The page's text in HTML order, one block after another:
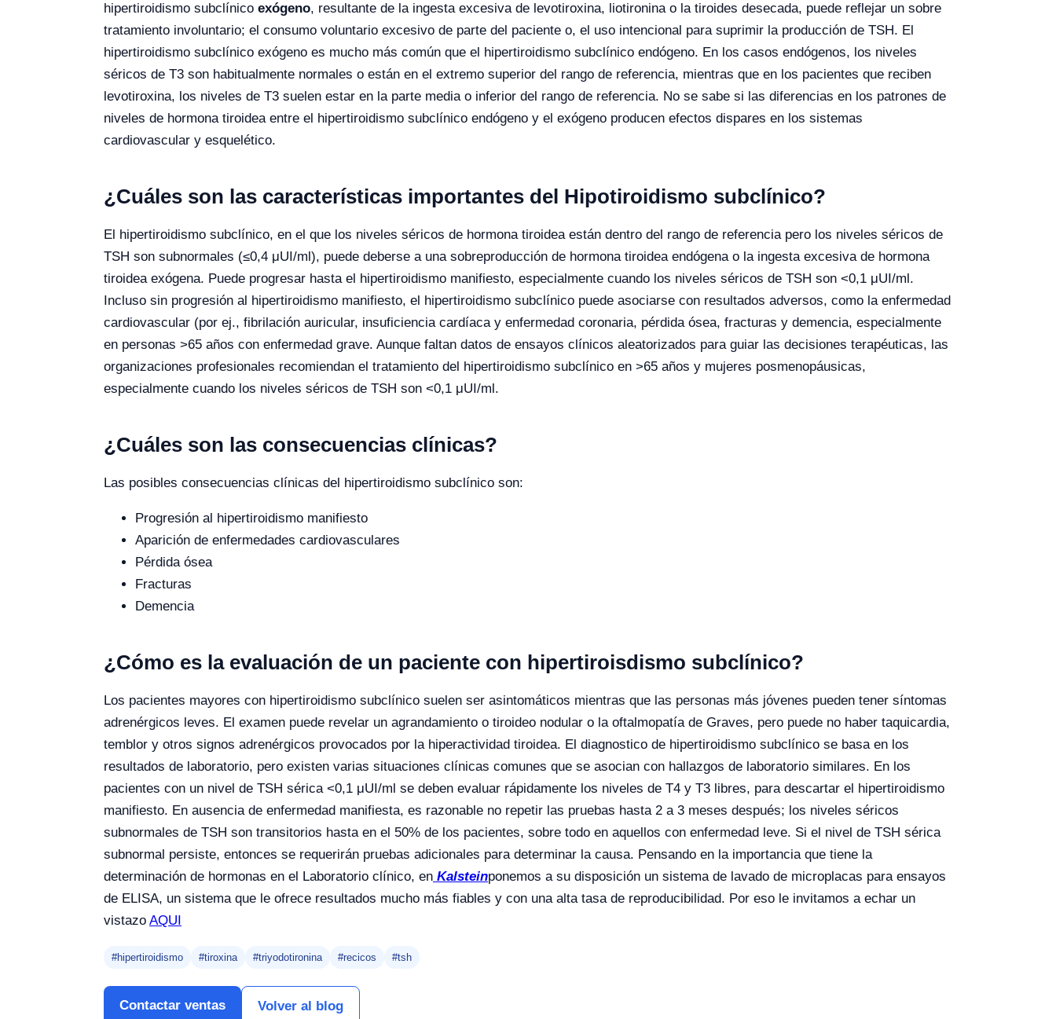
hipertiroidismo subclínico exógeno, resultante de la ingesta excesiva de levotiroxina, liotironina o la tiroides desecada, puede reflejar un sobre
tratamiento involuntario; el consumo voluntario excesivo de parte del paciente o, el uso intencional para suprimir la producción de TSH. El
hipertiroidismo subclínico exógeno es mucho más común que el hipertiroidismo subclínico endógeno. En los casos endógenos, los niveles
séricos de T3 son habitualmente normales o están en el extremo superior del rango de referencia, mientras que en los pacientes que reciben
levotiroxina, los niveles de T3 suelen estar en la parte media o inferior del rango de referencia. No se sabe si las diferencias en los patrones de
niveles de hormona tiroidea entre el hipertiroidismo subclínico endógeno y el exógeno producen efectos dispares en los sistemas
cardiovascular y esquelético.
¿Cuáles son las características importantes del Hipotiroidismo subclínico?
El hipertiroidismo subclínico, en el que los niveles séricos de hormona tiroidea están dentro del rango de referencia pero los niveles séricos de
TSH son subnormales (≤0,4 μUI/ml), puede deberse a una sobreproducción de hormona tiroidea endógena o la ingesta excesiva de hormona
tiroidea exógena. Puede progresar hasta el hipertiroidismo manifiesto, especialmente cuando los niveles séricos de TSH son <0,1 μUI/ml.
Incluso sin progresión al hipertiroidismo manifiesto, el hipertiroidismo subclínico puede asociarse con resultados adversos, como la enfermedad
cardiovascular (por ej., fibrilación auricular, insuficiencia cardíaca y enfermedad coronaria, pérdida ósea, fracturas y demencia, especialmente
en personas >65 años con enfermedad grave. Aunque faltan datos de ensayos clínicos aleatorizados para guiar las decisiones terapéuticas, las
organizaciones profesionales recomiendan el tratamiento del hipertiroidismo subclínico en >65 años y mujeres posmenopáusicas,
especialmente cuando los niveles séricos de TSH son <0,1 μUI/ml.
¿Cuáles son las consecuencias clínicas?
Las posibles consecuencias clínicas del hipertiroidismo subclínico son:
Progresión al hipertiroidismo manifiesto
Aparición de enfermedades cardiovasculares
Pérdida ósea
Fracturas
Demencia
¿Cómo es la evaluación de un paciente con hipertiroisdismo subclínico?
Los pacientes mayores con hipertiroidismo subclínico suelen ser asintomáticos mientras que las personas más jóvenes pueden tener síntomas
adrenérgicos leves. El examen puede revelar un agrandamiento o tiroideo nodular o la oftalmopatía de Graves, pero puede no haber taquicardia,
temblor y otros signos adrenérgicos provocados por la hiperactividad tiroidea. El diagnostico de hipertiroidismo subclínico se basa en los
resultados de laboratorio, pero existen varias situaciones clínicas comunes que se asocian con hallazgos de laboratorio similares. En los
pacientes con un nivel de TSH sérica <0,1 μUI/ml se deben evaluar rápidamente los niveles de T4 y T3 libres, para descartar el hipertiroidismo
manifiesto. En ausencia de enfermedad manifiesta, es razonable no repetir las pruebas hasta 2 a 3 meses después; los niveles séricos
subnormales de TSH son transitorios hasta en el 50% de los pacientes, sobre todo en aquellos con enfermedad leve. Si el nivel de TSH sérica
subnormal persiste, entonces se requerirán pruebas adicionales para determinar la causa. Pensando en la importancia que tiene la
determinación de hormonas en el Laboratorio clínico, en Kalsteinponemos a su disposición un sistema de lavado de microplacas para ensayos
de ELISA, un sistema que le ofrece resultados mucho más fiables y con una alta tasa de reproducibilidad. Por eso le invitamos a echar un
vistazo AQUI
#hipertiroidismo #tiroxina #triyodotironina #recicos #tsh
Contactar ventas Volver al blog